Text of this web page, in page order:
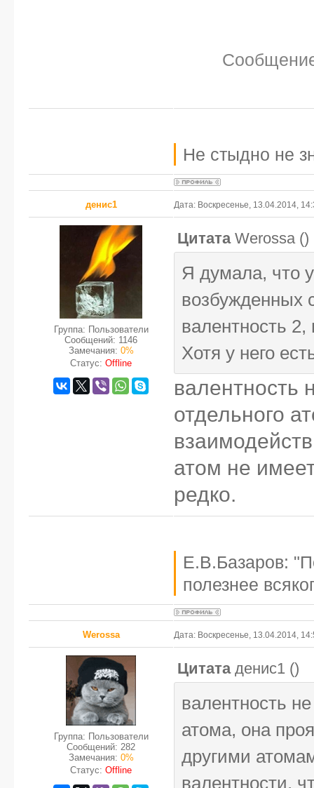
высокой
Не стыдно не
денис1 Дата: Воскресенье, 13.04.2014,
Группа: Пользователи
Сообщений: 1146
Замечания: 0%
Статус: Offline
Цитата Werossa ()
Я думала, что
возбужденных
валентность
Хотя у него
валентность
отдельного
атом не
редко.
Е.В.Базаров:
полезнее
Werossa Дата: Воскресенье, 13.04.2014,
Группа: Пользователи
Сообщений: 282
Замечания: 0%
Статус: Offline
Цитата денис1 ()
валентность
атома, она
другими
валентности,